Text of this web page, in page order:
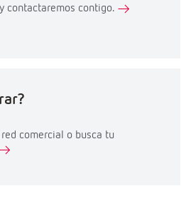
contactaremos contigo.
comercial o busca tu